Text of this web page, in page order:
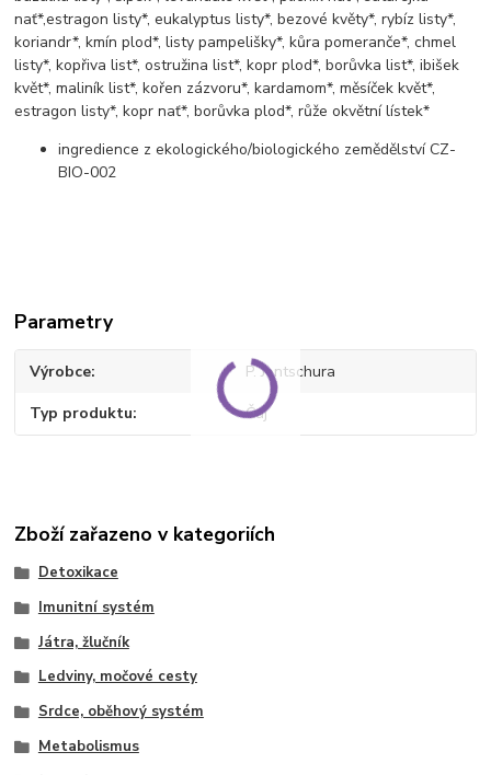
nať*,estragon listy*, eukalyptus listy*, bezové květy*, rybíz listy*,
koriandr*, kmín plod*, listy pampelišky*, kůra pomeranče*, chmel
listy*, kopřiva list*, ostružina list*, kopr plod*, borůvka list*, ibišek
květ*, maliník list*, kořen zázvoru*, kardamom*, měsíček květ*,
estragon listy*, kopr nať*, borůvka plod*, růže okvětní lístek*
ingredience z ekologického/biologického zemědělství CZ-
BIO-002
Parametry
Výrobce P. Jentschura
Typ produktu Čaj
Zboží zařazeno v kategoriích
Detoxikace
Imunitní systém
Játra, žlučník
Ledviny, močové cesty
Srdce, oběhový systém
Metabolismus